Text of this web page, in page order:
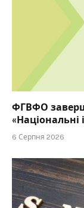
ФГВФО
«Національні
6 Серпня 2026